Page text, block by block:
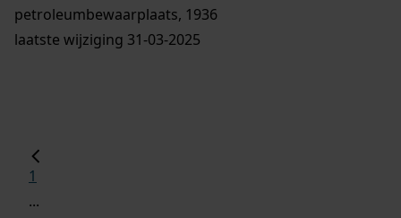
petroleumbewaarplaats, 1936
laatste wijziging 31-03-2025
1
...